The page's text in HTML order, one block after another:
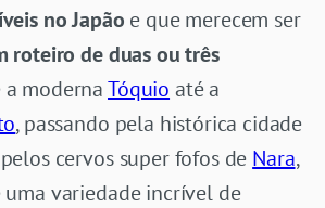
no Japão e que merecem ser
roteiro de duas ou três
a modernaTóquio até a
, passando pela histórica cidade
cervos super fofos de Nara,
uma variedade incrível de